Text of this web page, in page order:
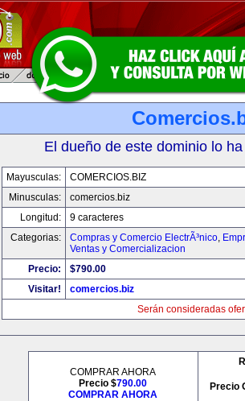
El dueño de este dominio lo
Mayusculas:
COMERCIOS.BIZ
Minusculas:
comercios.biz
Longitud:
9 caracteres
Categorias:
Compras y Comercio ElectrÃ³nico,
Ventas y Comercializacion
Precio:
$790.00
Visitar!
comercios.biz
Serán consideradas
COMPRAR AHORA
Precio $790.00
COMPRAR AHORA
Precio